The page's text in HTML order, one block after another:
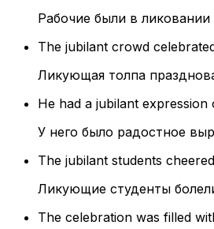
Рабочие были в
The jubilant crowd
Ликующая толпа
He had a jubilant expression
У него было радостное
The jubilant students
Ликующие студенты
The celebration was filled